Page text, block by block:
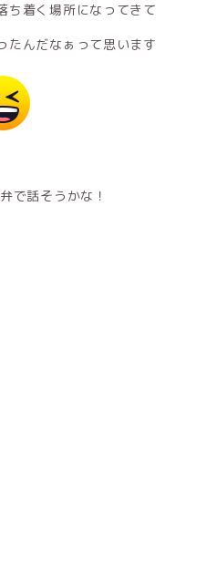
ち着く場所になってきて
たんだなぁって思います
で話そうかな！